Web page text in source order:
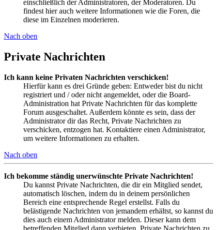
einschließlich der Administratoren, der Moderatoren. Du
findest hier auch weitere Informationen wie die Foren, die
diese im Einzelnen moderieren.
Nach oben
Private Nachrichten
Ich kann keine Privaten Nachrichten verschicken!
Hierfür kann es drei Gründe geben: Entweder bist du nicht
registriert und / oder nicht angemeldet, oder die Board-
Administration hat Private Nachrichten für das komplette
Forum ausgeschaltet. Außerdem könnte es sein, dass der
Administrator dir das Recht, Private Nachrichten zu
verschicken, entzogen hat. Kontaktiere einen Administrator,
um weitere Informationen zu erhalten.
Nach oben
Ich bekomme ständig unerwünschte Private Nachrichten!
Du kannst Private Nachrichten, die dir ein Mitglied sendet,
automatisch löschen, indem du in deinem persönlichen
Bereich eine entsprechende Regel erstellst. Falls du
belästigende Nachrichten von jemandem erhältst, so kannst du
dies auch einem Administrator melden. Dieser kann dem
betreffenden Mitglied dann verbieten, Private Nachrichten zu